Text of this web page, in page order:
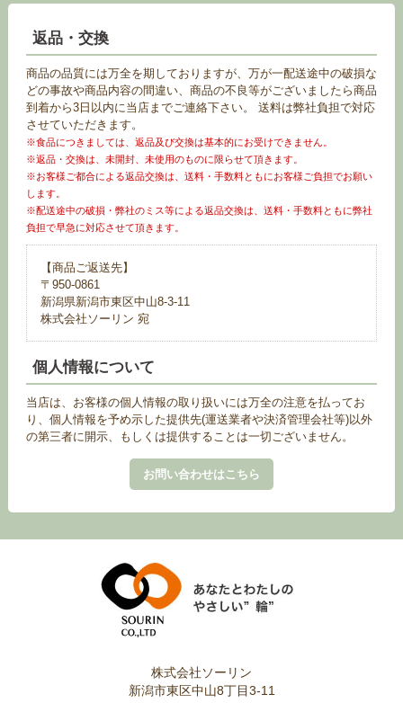
返品・交換
商品の品質には万全を期しておりますが、万が一配送途中の破損な
どの事故や商品内容の間違い、商品の不良等がございましたら商品
到着から3日以内に当店までご連絡下さい。 送料は弊社負担で対応
させていただきます。
※食品につきましては、返品及び交換は基本的にお受けできません。
※返品・交換は、未開封、未使用のものに限らせて頂きます。
※お客様ご都合による返品交換は、送料・手数料ともにお客様ご負担でお願い
します。
※配送途中の破損・弊社のミス等による返品交換は、送料・手数料ともに弊社
負担で早急に対応させて頂きます。
【商品ご返送先】
〒950-0861
新潟県新潟市東区中山8-3-11
株式会社ソーリン 宛
個人情報について
当店は、お客様の個人情報の取り扱いには万全の注意を払ってお
り、個人情報を予め示した提供先(運送業者や決済管理会社等)以外
の第三者に開示、もしくは提供することは一切ございません。
お問い合わせはこちら
株式会社ソーリン
新潟市東区中山8丁目3-11